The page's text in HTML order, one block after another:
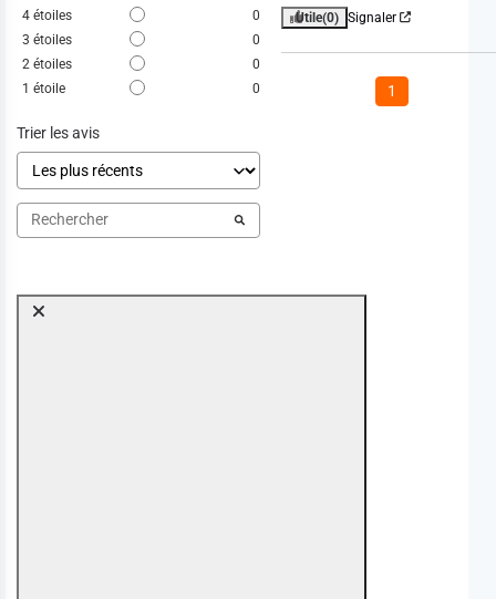
4 étoiles
0
3 étoiles
0
2 étoiles
0
1 étoile 0
Trier les avis
Utile(0) Signaler
1